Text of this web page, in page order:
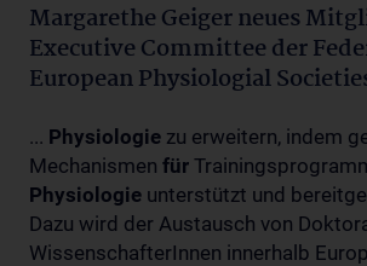
Margarethe Geiger neues
Executive Committee der
European Physiologial
... Physiologie zu erweitern, indem
Mechanismen für
Physiologie unterstützt und
Dazu wird der Austausch von
WissenschafterInnen innerhalb